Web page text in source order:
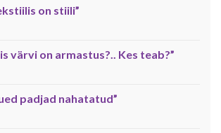
on stiili”
värvi on armastus?.. Kes teab?”
padjad nahatatud”